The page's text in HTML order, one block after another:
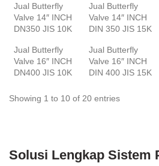
Jual Butterfly
Valve 14″ INCH
DN350 JIS 10K
Jual Butterfly
Valve 14″ INCH
DIN 350 JIS 15K
Jual Butterfly
Valve 16″ INCH
DN400 JIS 10K
Jual Butterfly
Valve 16″ INCH
DIN 400 JIS 15K
Showing 1 to 10 of 20 entries
Solusi Lengkap Sistem